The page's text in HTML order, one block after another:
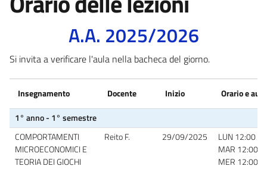
A.A. 2025/2026
Si invita a verificare l'aula nella bacheca del giorno.
Insegnamento Docente Inizio
Orario e
1° anno - 1° semestre
COMPORTAMENTI
MICROECONOMICI E
TEORIA DEI GIOCHI
Reito F. 29/09/2025
LUN 12:00 -
MAR 12:00-
MER 12:00-